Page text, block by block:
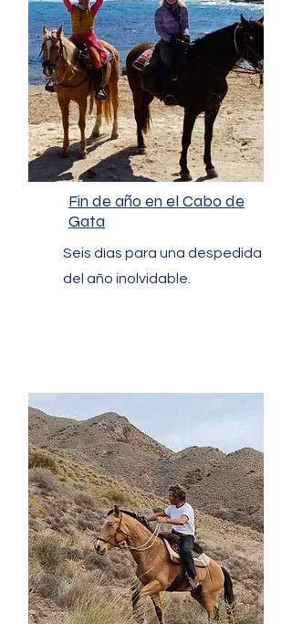
Fin de año en el Cabo de
Gata
Seis días para una despedida
del año inolvidable.